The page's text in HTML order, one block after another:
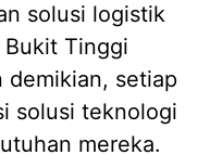
solusi logistik
Tinggi
demikian, setiap
solusi teknologi
mereka.